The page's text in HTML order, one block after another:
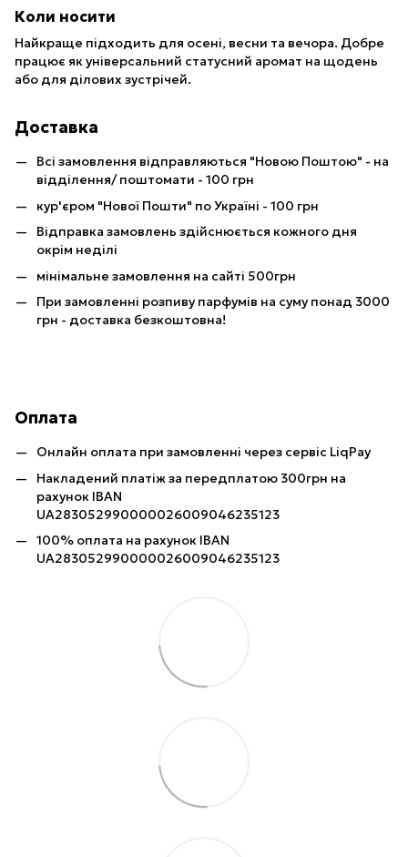
Коли носити
Найкраще підходить для осені, весни та вечора. Добре
працює як універсальний статусний аромат на щодень
або для ділових зустрічей.
Доставка
Всі замовлення відправляються "Новою Поштою" - на
відділення/ поштомати - 100 грн
кур'єром "Нової Пошти" по Україні - 100 грн
Відправка замовлень здійснюється кожного дня
окрім неділі
мінімальне замовлення на сайті 500грн
При замовленні розпиву парфумів на суму понад 3000
грн - доставка безкоштовна!
Оплата
Онлайн оплата при замовленні через сервіс LiqPay
Накладений платіж за передплатою 300грн на
рахунок IBAN
UA283052990000026009046235123
100% оплата на рахунок IBAN
UA283052990000026009046235123